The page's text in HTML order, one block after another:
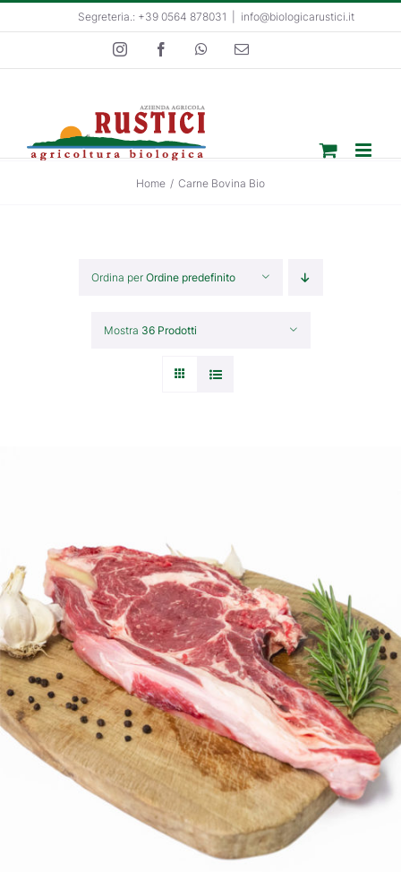
al
Segreteria.: +39 0564 878031 info@biologicarustici.it
InstagramFacebookWhatsApp
Email
Home / Carne Bovina Bio
Ordina perOrdine predefinito
Mostra 36 Prodotti
DETTAGLI